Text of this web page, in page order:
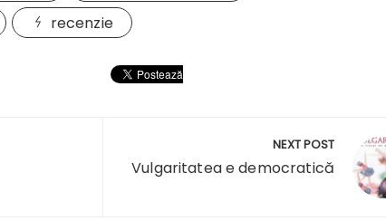
recenzie
NEXT POST
Vulgaritatea e democratică